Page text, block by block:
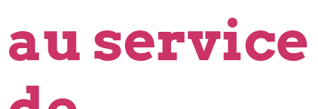
au service